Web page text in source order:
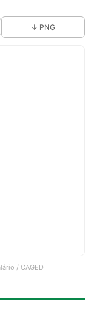
↓ PNG
/ CAGED